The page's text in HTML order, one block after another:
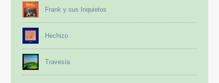
Frank y sus Inquietos
Hechizo
Travesía